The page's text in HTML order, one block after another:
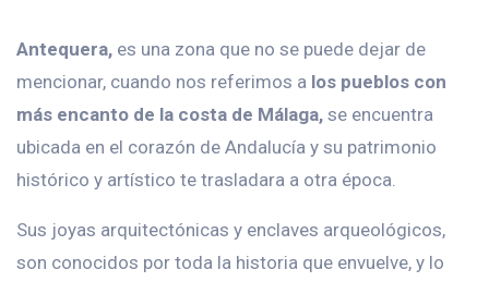
Antequera, es una zona que no se puede dejar de
mencionar, cuando nos referimos a los pueblos con
más encanto de la costa de Málaga, se encuentra
ubicada en el corazón de Andalucía y su patrimonio
histórico y artístico te trasladara a otra época.
Sus joyas arquitectónicas y enclaves arqueológicos,
son conocidos por toda la historia que envuelve, y lo